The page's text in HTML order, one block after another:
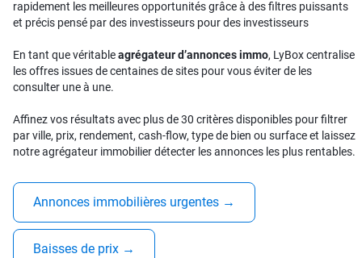
rapidement les meilleures opportunités grâce à des filtres puissants
et précis pensé par des investisseurs pour des investisseurs
En tant que véritableagrégateur d’annonces immo, LyBox centralise
les offres issues de centaines de sites pour vous éviter de les
consulter une à une.
Affinez vos résultats avec plus de 30 critères disponibles pour filtrer
par ville, prix, rendement, cash-flow, type de bien ou surface et laissez
notre agrégateur immobilier détecter les annonces les plus rentables.
Annonces immobilières urgentes →
Baisses de prix →